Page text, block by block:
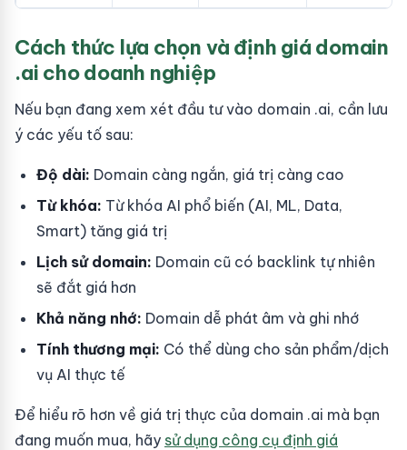
Cách thức lựa chọn và định giá domain
.ai cho doanh nghiệp
Nếu bạn đang xem xét đầu tư vào domain .ai, cần lưu
ý các yếu tố sau:
Độ dài: Domain càng ngắn, giá trị càng cao
Từ khóa: Từ khóa AI phổ biến (AI, ML, Data,
Smart) tăng giá trị
Lịch sử domain: Domain cũ có backlink tự nhiên
sẽ đắt giá hơn
Khả năng nhớ: Domain dễ phát âm và ghi nhớ
Tính thương mại: Có thể dùng cho sản phẩm/dịch
vụ AI thực tế
Để hiểu rõ hơn về giá trị thực của domain .ai mà bạn
đang muốn mua, hãy sử dụng công cụ định giá